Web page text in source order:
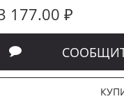
177.00 ₽